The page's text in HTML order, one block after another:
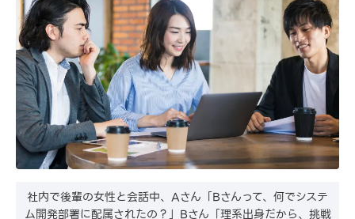
社内で後輩の女性と会話中、Aさん「Bさんって、何でシステ
ム開発部署に配属されたの？」Bさん「理系出身だから、挑戦